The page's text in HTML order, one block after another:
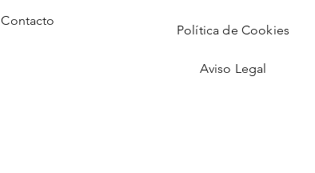
Contacto
Política de Cookies
Aviso Legal